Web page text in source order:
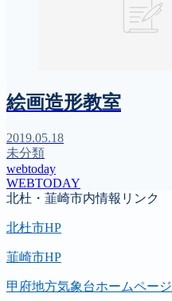
絵画造形教室
2019.05.18
未分類
webtoday
WEBTODAY
北杜・韮崎市内情報リンク
北杜市HP
韮崎市HP
甲府地方気象台ホームページ